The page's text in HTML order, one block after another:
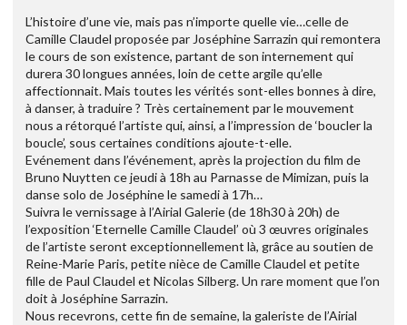
L’histoire d’une vie, mais pas n’importe quelle vie…celle de
Camille Claudel proposée par Joséphine Sarrazin qui remontera
le cours de son existence, partant de son internement qui
durera 30 longues années, loin de cette argile qu’elle
affectionnait. Mais toutes les vérités sont-elles bonnes à dire,
à danser, à traduire ? Très certainement par le mouvement
nous a rétorqué l’artiste qui, ainsi, a l’impression de ‘boucler la
boucle’, sous certaines conditions ajoute-t-elle.
Evénement dans l’événement, après la projection du film de
Bruno Nuytten ce jeudi à 18h au Parnasse de Mimizan, puis la
danse solo de Joséphine le samedi à 17h…
Suivra le vernissage à l’Airial Galerie (de 18h30 à 20h) de
l’exposition ‘Eternelle Camille Claudel’ où 3 œuvres originales
de l’artiste seront exceptionnellement là, grâce au soutien de
Reine-Marie Paris, petite nièce de Camille Claudel et petite
fille de Paul Claudel et Nicolas Silberg. Un rare moment que l’on
doit à Joséphine Sarrazin.
Nous recevrons, cette fin de semaine, la galeriste de l’Airial